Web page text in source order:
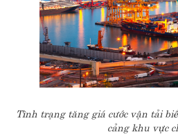
Tình trạng tăng giá cước vận tải
cảng khu vực